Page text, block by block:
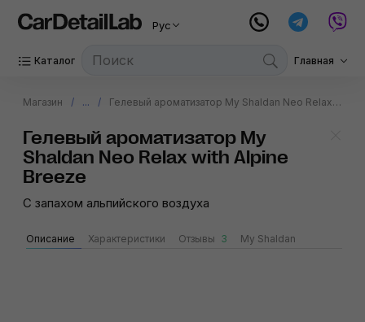
Рус
Каталог Главная
Магазин ... Гелевый ароматизатор My Shaldan Neo Relax with Alpine Breeze
Гелевый ароматизатор My
Shaldan Neo Relax with Alpine
Breeze
С запахом альпийского воздуха
Описание Характеристики Отзывы 3 My Shaldan